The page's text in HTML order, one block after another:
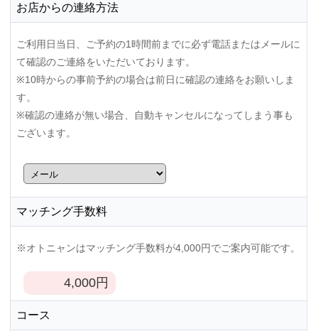
お店からの連絡方法
ご利用日当日、ご予約の1時間前までに必ず電話またはメールに
て確認のご連絡をいただいております。
※10時からの事前予約の場合は前日に確認の連絡をお願いしま
す。
※確認の連絡が無い場合、自動キャンセルになってしまう事も
ございます。
マッチング手数料
※オトニャンはマッチング手数料が4,000円でご案内可能です。
4,000円
コース